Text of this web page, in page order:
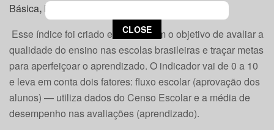
Básica, Melhorias da Educação).
Esse índice foi criado em 2007 com o objetivo de avaliar a
qualidade do ensino nas escolas brasileiras e traçar metas
para aperfeiçoar o aprendizado. O indicador vai de 0 a 10
e leva em conta dois fatores: fluxo escolar (aprovação dos
alunos) — utiliza dados do Censo Escolar e a média de
desempenho nas avaliações (aprendizado).
This popup will close in:
CLOSE